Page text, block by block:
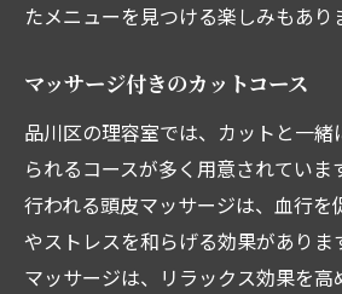
たメニューを見つける楽しみもあり
マッサージ付きのカットコース
品川区の理容室では、カットと一
られるコースが多く用意されていま
行われる頭皮マッサージは、血行を
やストレスを和らげる効果がありま
マッサージは、リラックス効果を高